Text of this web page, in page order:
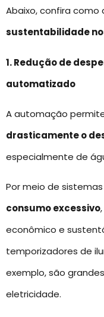
Abaixo, confira
sustentabilidade
1. Redução de
automatizado
A automação
drasticamente o
especialmente de
Por meio de
consumo excessivo
econômico e
temporizadores de
exemplo, são
eletricidade.